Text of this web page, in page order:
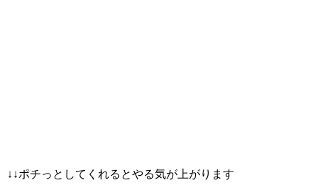
↓↓ポチっとしてくれるとやる気が上がります